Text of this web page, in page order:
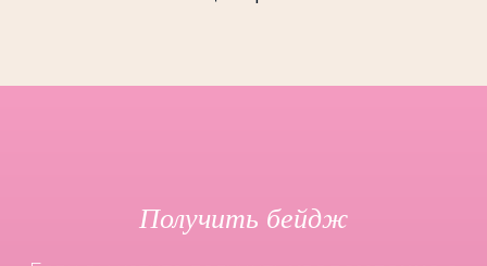
Получить бейдж
деятельность на рынке
участие